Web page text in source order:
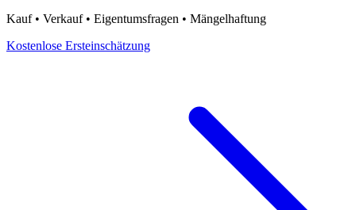
Kauf • Verkauf • Eigentumsfragen • Mängelhaftung
Kostenlose Ersteinschätzung